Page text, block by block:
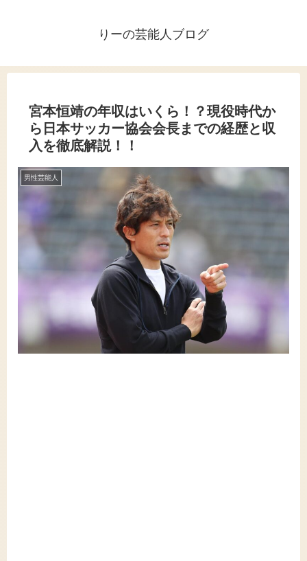
りーの芸能人ブログ
宮本恒靖の年収はいくら！？現役時代か
ら日本サッカー協会会長までの経歴と収
入を徹底解説！！
男性芸能人